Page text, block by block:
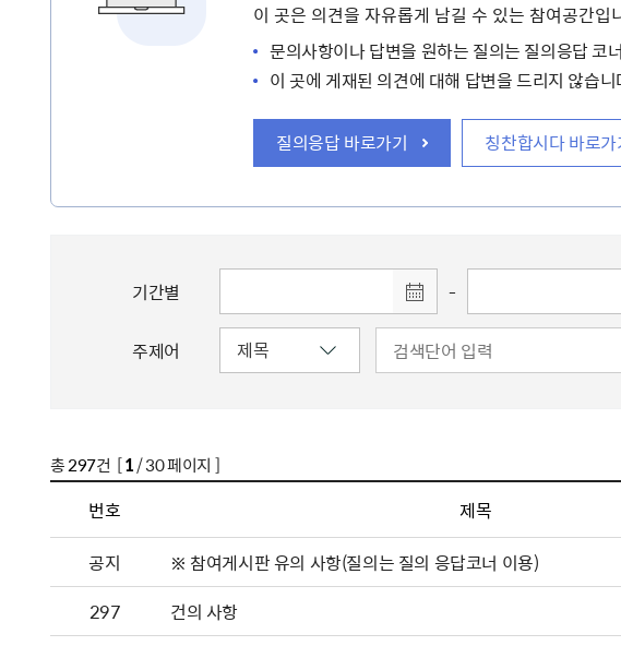
이 곳은 의견을 자유롭게 남길 수 있는 참여공간입
문의사항이나 답변을 원하는 질의는 질의응답 코
이 곳에 게재된 의견에 대해 답변을 드리지 않습니
질의응답 바로가기 칭찬합시다 바로가
기간별 -
주제어
총297건 [1/ 30 페이지 ]
번호 제목
공지
※ 참여게시판 유의 사항(질의는 질의 응답코너 이용)
297
건의 사항